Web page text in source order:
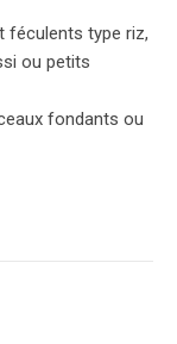
féculents type riz,
ou petits
fondants ou